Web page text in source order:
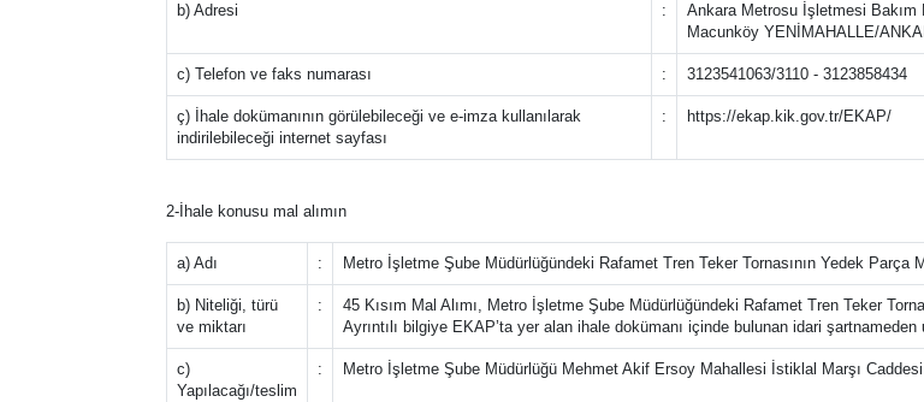
b) Adresi :
Ankara Metrosu İşletmesi
Macunköy YENİMAHALLE/
c) Telefon ve faks numarası : 3123541063/3110 - 3123858434
ç) İhale dokümanının görülebileceği ve e-imza kullanılarak
indirilebileceği internet sayfası
: https://ekap.kik.gov.tr/EKAP/
2-İhale konusu mal alımın
a) Adı : Metro İşletme Şube Müdürlüğündeki Rafamet Tren Teker Tornasının Yedek Parça
b) Niteliği, türü
ve miktarı
:
45 Kısım Mal Alımı, Metro İşletme Şube Müdürlüğündeki Rafamet Tren Teker
Ayrıntılı bilgiye EKAP’ta yer alan ihale dokümanı içinde bulunan idari şartnameden
c)
Yapılacağı/teslim
: Metro İşletme Şube Müdürlüğü Mehmet Akif Ersoy Mahallesi İstiklal Marşı